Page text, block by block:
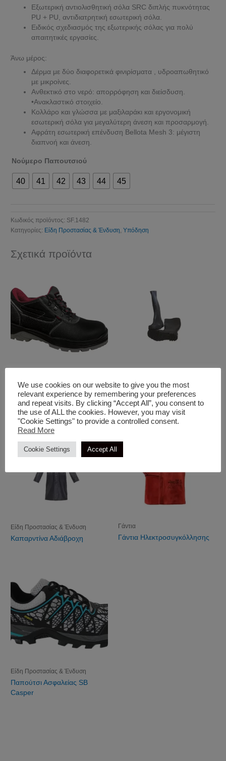
Εξωτερική αντιολισθητική σόλα SRC διπλής πυκνότητας
PU + PU, αντιδιατρητική εσωτερική σόλα.
Ειδικός σχεδιασμός της εξωτερικής σόλας για πολύ
απαιτητικές εργασίες.
Άνω μέρος:
Δέρμα με δύο διαφορετικά φινιρίσματα , υδροαπωθητικό
με μικροίνες.
Ανθεκτικό στο νερό: απορρόφηση και διείσδυση.
•Ανακλαστικό στοιχείο.
Κολλάρο και γλώσσα με μαξιλαράκι και εργονομική
εσωτερική σόλα για μεγαλύτερη άνεση και προσαρμογή.
Αφράτη εσωτερική επένδυση Bellota Mesh 3: μέγιστη
διαπνοή και άνεση.
Νούμερο Παπουτσιού
40 41 42 43 44 45
Κωδικός προϊόντος: SF.1482
Κατηγορίες: Είδη Προστασίας & Ένδυση,Υπόδηση
Σχετικά προϊόντα
Παπούτσι Ασφαλείας S1
Classic
Γαλότσες Γόνατου
Είδη Προστασίας & Ένδυση
Καπαρντίνα Αδιάβροχη
Γάντια
Γάντια Ηλεκτροσυγκόλλησης
Είδη Προστασίας & Ένδυση
Παπούτσι Ασφαλείας SB
Casper
We use cookies on our website to give you the most
relevant experience by remembering your preferences
and repeat visits. By clicking “Accept All”, you consent to
the use of ALL the cookies. However, you may visit
"Cookie Settings" to provide a controlled consent.
Read More
Cookie Settings Accept All